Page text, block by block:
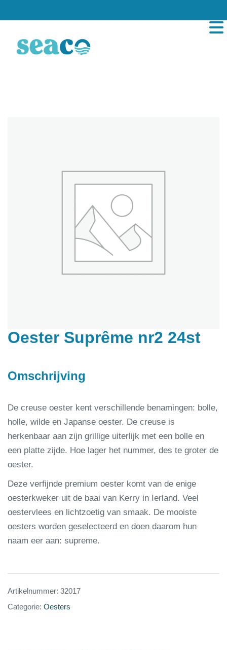
Oester Suprême nr2 24st
Omschrijving
De creuse oester kent verschillende benamingen: bolle,
holle, wilde en Japanse oester. De creuse is
herkenbaar aan zijn grillige uiterlijk met een bolle en
een platte zijde. Hoe lager het nummer, des te groter de
oester.
Deze verfijnde premium oester komt van de enige
oesterkweker uit de baai van Kerry in Ierland. Veel
oestervlees en lichtzoetig van smaak. De mooiste
oesters worden geselecteerd en doen daarom hun
naam eer aan: supreme.
Artikelnummer: 32017
Categorie: Oesters